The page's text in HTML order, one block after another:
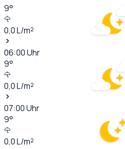
9°
0,0L/m²
06:00Uhr
9°
0,0L/m²
07:00Uhr
9°
0,0L/m²